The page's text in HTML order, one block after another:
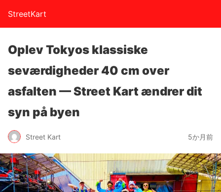
StreetKart
Oplev Tokyos klassiske
seværdigheder 40 cm over
asfalten — Street Kart ændrer dit
syn på byen
Street Kart 5か月前